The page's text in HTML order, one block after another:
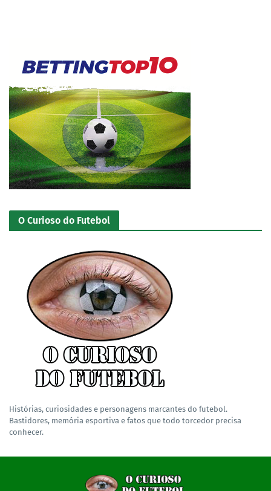
O Curioso do Futebol
Histórias, curiosidades e personagens marcantes do futebol.
Bastidores, memória esportiva e fatos que todo torcedor precisa
conhecer.